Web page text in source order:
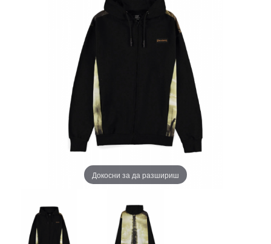
Докосни за да разшириш